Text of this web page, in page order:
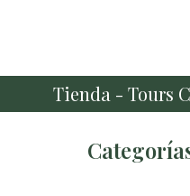
Tienda - Tours